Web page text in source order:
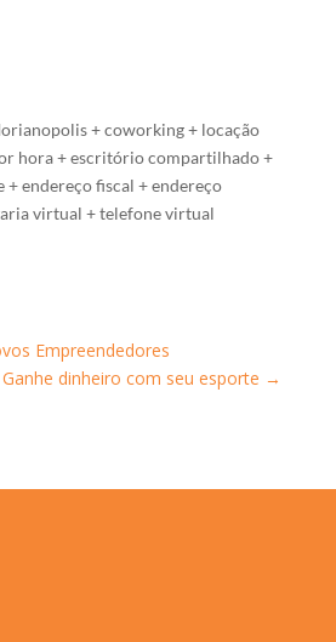
+ coworking + locação
hora + escritório compartilhado +
endereço fiscal + endereço
virtual + telefone virtual
Empreendedores
Ganhe dinheiro com seu esporte →